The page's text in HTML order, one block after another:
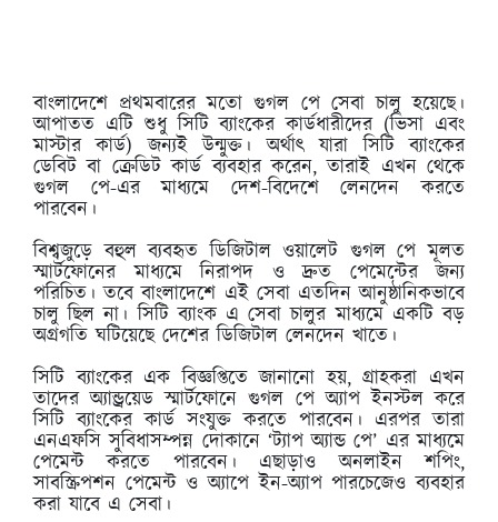
বাংলাদেশে প্রথমবারের মতো গুগল পে সেবা চালু হয়েছে।
আপাতত এটি শুধু সিটি ব্যাংকের কার্ডধারীদের (ভিসা এবং
মাস্টার কার্ড) জন্যই উন্মুক্ত। অর্থাৎ যারা সিটি ব্যাংকের
ডেবিট বা ক্রেডিট কার্ড ব্যবহার করেন, তারাই এখন থেকে
গুগল পে-এর মাধ্যমে দেশ-বিদেশে লেনদেন করতে
পারবেন।
বিশ্বজুড়ে বহুল ব্যবহৃত ডিজিটাল ওয়ালেট গুগল পে মূলত
স্মার্টফোনের মাধ্যমে নিরাপদ ও দ্রুত পেমেন্টের জন্য
পরিচিত। তবে বাংলাদেশে এই সেবা এতদিন আনুষ্ঠানিকভাবে
চালু ছিল না। সিটি ব্যাংক এ সেবা চালুর মাধ্যমে একটি বড়
অগ্রগতি ঘটিয়েছে দেশের ডিজিটাল লেনদেন খাতে।
সিটি ব্যাংকের এক বিজ্ঞপ্তিতে জানানো হয়, গ্রাহকরা এখন
তাদের অ্যান্ড্রয়েড স্মার্টফোনে গুগল পে অ্যাপ ইনস্টল করে
সিটি ব্যাংকের কার্ড সংযুক্ত করতে পারবেন। এরপর তারা
এনএফসি সুবিধাসম্পন্ন দোকানে ‘ট্যাপ অ্যান্ড পে’ এর মাধ্যমে
পেমেন্ট করতে পারবেন। এছাড়াও অনলাইন শপিং,
সাবস্ক্রিপশন পেমেন্ট ও অ্যাপে ইন-অ্যাপ পারচেজেও ব্যবহার
করা যাবে এ সেবা।